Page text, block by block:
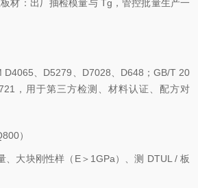
材：出厂抽检模量与 Tg，管控批量生产一
D4065、D5279、D7028、D648；GB/T 20
，用于第三方检测、材料认证、配方对
）
、大块刚性样（E＞1GPa）、测 DTUL / 板